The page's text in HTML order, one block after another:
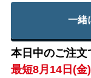
一緒
本日中のご注文
最短8月14日(金)